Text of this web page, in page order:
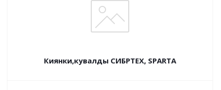
Киянки,кувалды СИБРТЕХ, SPARTA